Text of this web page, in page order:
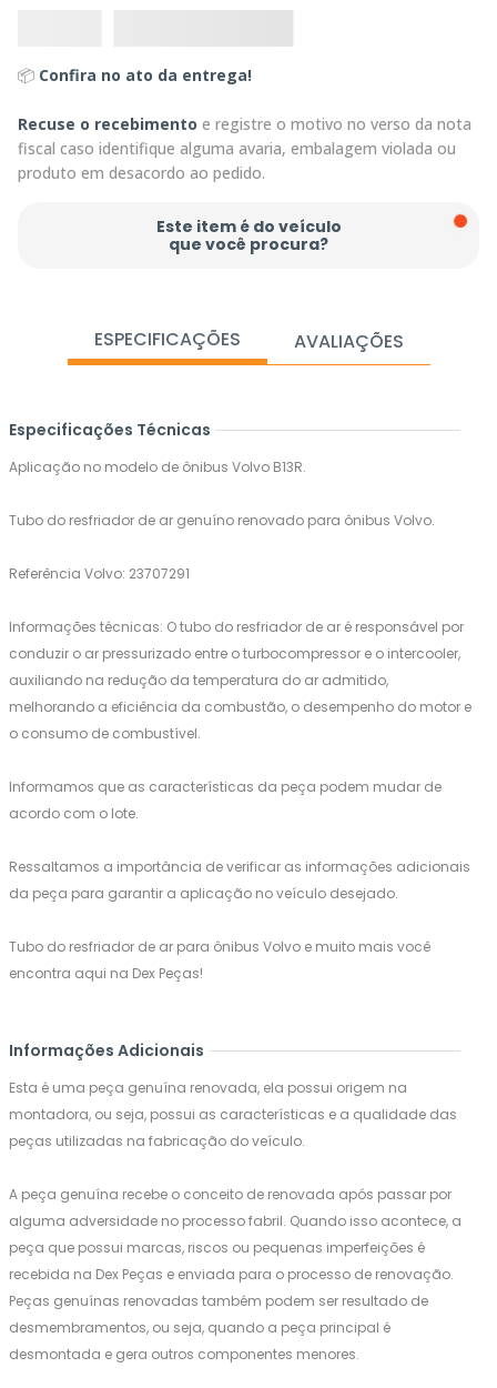
📦 Confira no ato da entrega!
Recuse o recebimento e registre o motivo no verso da nota
fiscal caso identifique alguma avaria, embalagem violada ou
produto em desacordo ao pedido.
Este item é do veículo
que você procura?
ESPECIFICAÇÕES AVALIAÇÕES
Especificações Técnicas
Aplicação no modelo de ônibus Volvo B13R.
Tubo do resfriador de ar genuíno renovado para ônibus Volvo.
Referência Volvo: 23707291
Informações técnicas: O tubo do resfriador de ar é responsável por
conduzir o ar pressurizado entre o turbocompressor e o intercooler,
auxiliando na redução da temperatura do ar admitido,
melhorando a eficiência da combustão, o desempenho do motor e
o consumo de combustível.
Informamos que as características da peça podem mudar de
acordo com o lote.
Ressaltamos a importância de verificar as informações adicionais
da peça para garantir a aplicação no veículo desejado.
Tubo do resfriador de ar para ônibus Volvo e muito mais você
encontra aqui na Dex Peças!
Informações Adicionais
Esta é uma peça genuína renovada, ela possui origem na
montadora, ou seja, possui as características e a qualidade das
peças utilizadas na fabricação do veículo.
A peça genuína recebe o conceito de renovada após passar por
alguma adversidade no processo fabril. Quando isso acontece, a
peça que possui marcas, riscos ou pequenas imperfeições é
recebida na Dex Peças e enviada para o processo de renovação.
Peças genuínas renovadas também podem ser resultado de
desmembramentos, ou seja, quando a peça principal é
desmontada e gera outros componentes menores.